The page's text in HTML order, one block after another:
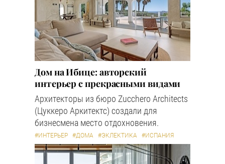
Дом на Ибице: авторский
интерьер с прекрасными видами
Архитекторы из бюро Zucchero Architects
(Цуккеро Аркитектс) создали для
бизнесмена место отдохновения.
#ИНТЕРЬЕР #ДОМА #ЭКЛЕКТИКА #ИСПАНИЯ